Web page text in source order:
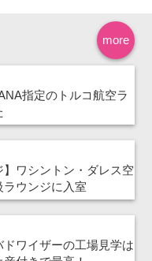
more
指定のトルコ航空ラ
】ワシントン・ダレス空
ウンジに入室
ドワイザーの工場見学は